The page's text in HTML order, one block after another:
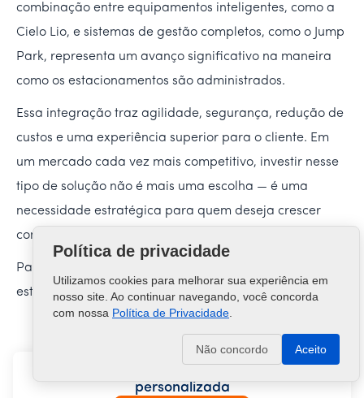
combinação entre equipamentos inteligentes, como a
Cielo Lio, e sistemas de gestão completos, como o Jump
Park, representa um avanço significativo na maneira
como os estacionamentos são administrados.
Essa integração traz agilidade, segurança, redução de
custos e uma experiência superior para o cliente. Em
um mercado cada vez mais competitivo, investir nesse
tipo de solução não é mais uma escolha — é uma
necessidade estratégica para quem deseja crescer
com eficiência e profissionalismo.
Para mais informações sobre o mercado de
estacionamento, visite oJump Park.
personalizada
Política de privacidade
Utilizamos cookies para melhorar sua experiência em
nosso site. Ao continuar navegando, você concorda
com nossa Política de Privacidade
Não concordo Aceito